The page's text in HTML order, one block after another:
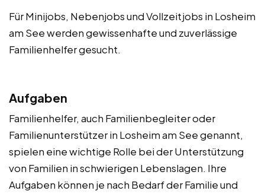
Für Minijobs, Nebenjobs und Vollzeitjobs in Losheim
am See werden gewissenhafte und zuverlässige
Familienhelfer gesucht.
Aufgaben
Familienhelfer, auch Familienbegleiter oder
Familienunterstützer in Losheim am See genannt,
spielen eine wichtige Rolle bei der Unterstützung
von Familien in schwierigen Lebenslagen. Ihre
Aufgaben können je nach Bedarf der Familie und